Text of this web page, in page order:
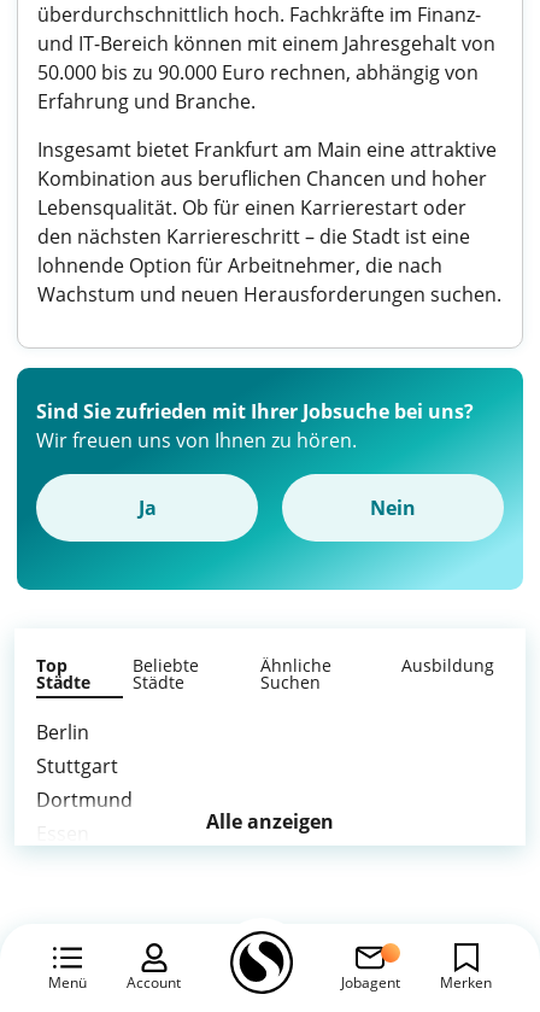
überdurchschnittlich hoch. Fachkräfte im Finanz-
und IT-Bereich können mit einem Jahresgehalt von
50.000 bis zu 90.000 Euro rechnen, abhängig von
Erfahrung und Branche.
Insgesamt bietet Frankfurt am Main eine attraktive
Kombination aus beruflichen Chancen und hoher
Lebensqualität. Ob für einen Karrierestart oder
den nächsten Karriereschritt – die Stadt ist eine
lohnende Option für Arbeitnehmer, die nach
Wachstum und neuen Herausforderungen suchen.
Menü Account Jobagent Merken
Sind Sie zufrieden mit Ihrer Jobsuche bei uns?
Wir freuen uns von Ihnen zu hören.
Ja Nein
Top
Städte
Beliebte
Städte
Ähnliche
Suchen
Ausbildung
Berlin
Stuttgart
Dortmund
Wiesbaden
Alle anzeigen